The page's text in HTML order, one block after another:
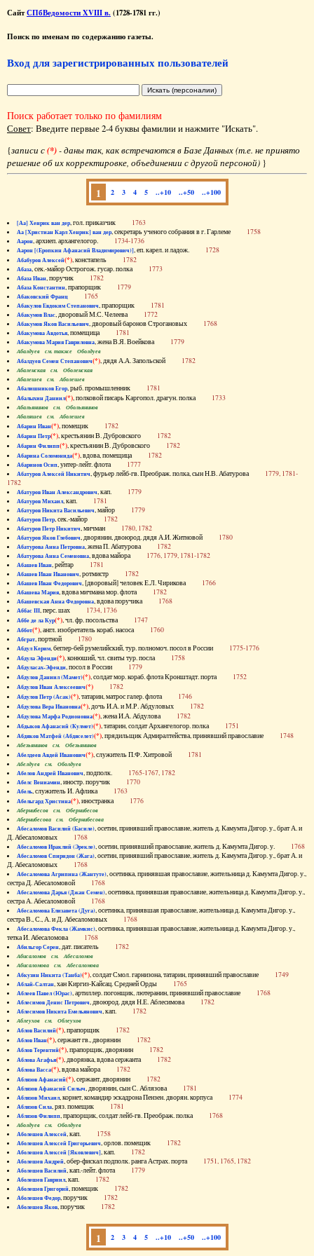
СайтСПбВедомости XVIII в. (1728-1781 гг.)
Поиск по именам по содержанию газеты.
Вход для зарегистрированных пользователей
Поиск работает только по фамилиям
Совет: Введите первые 2-4 буквы фамилии и нажмите "Искать".
{записи с(*)- даны так, как встречаются в Базе Данных (т.е. не принято
решение об их корректировке, объединении с другой персоной) }
1 2 3 4 5 ..+10 ..+50 ..+100
[Аа] Хенрик ван дер, гол. приказчик 1763
Аа [Христиан Карл Хенрик] ван дер, секретарь ученого собрания в г. Гарлеме 1758
Аарон, архиеп. архангелогор. 1734-1736
Аарон [(Еропкин Афанасий Владимирович)], еп. карел. и ладож. 1728
Абабуров Алексей(*), констапель 1782
Абаза, сек.-майор Острогож. гусар. полка 1773
Абаза Иван, поручик 1782
Абаза Константин, прапорщик 1779
Абаковский Франц 1765
Абакулов Евдоким Степанович, прапорщик 1781
Абакумов Влас, дворовый М.С. Челеева 1772
Абакумов Яков Васильевич, дворовый баронов Строгановых 1768
Абакумова Авдотья, помещица 1781
Абакумова Мария Гавриловна, жена В.Я. Воейкова 1779
Абалдуев см. также Оболдуев
Абалдуев Семен Степанович(*), дядя А.А. Запольской 1782
Абаленская см. Оболенская
Абалешев см. Аболешев
Абалишников Егор, рыб. промышленник 1781
Абалыхин Даниил(*), полковой писарь Каргопол. драгун. полка 1733
Абальянинов см. Обольянинов
Абаляшев см. Аболешев
Абарин Иван(*), помещик 1782
Абарин Петр(*), крестьянин В. Дубровского 1782
Абарин Филипп(*), крестьянин В. Дубровского 1782
Абарина Соломонида(*), вдова, помещица 1782
Абаринов Осип, унтер-лейт. флота 1777
Абатуров Алексей Никитич, фурьер лейб-гв. Преображ. полка, сын Н.В. Абатурова 1779, 1781-
1782
Абатуров Иван Александрович, кап. 1779
Абатуров Михаил, кап. 1781
Абатуров Никита Васильевич, майор 1779
Абатуров Петр, сек.-майор 1782
Абатуров Петр Никитич, мичман 1780, 1782
Абатуров Яков Глебович, дворянин, двоюрод. дядя А.И. Житновой 1780
Абатурова Анна Петровна, жена П. Абатурова 1782
Абатурова Анна Семеновна, вдова майора 1776, 1779, 1781-1782
Абашев Иван, рейтар 1781
Абашев Иван Иванович, ротмистр 1782
Абашев Иван Федорович, [дворовый] человек Е.Л. Чирикова 1766
Абашева Мария, вдова мичмана мор. флота 1782
Абашевская Анна Федоровна, вдова поручика 1768
Аббас III, перс. шах 1734, 1736
Аббе де ла Кур(*), чл. фр. посольства 1747
Аббот(*), англ. изобретатель кораб. насоса 1760
Абграт, портной 1780
Абдул Керим, беглер-бей румелийский, тур. полномоч. посол в России 1775-1776
Абдула Эфенди(*), конюший, чл. свиты тур. посла 1758
Абдуласах-Эфенди, посол в России 1779
Абдулов Даниил (Мамет)(*), солдат мор. кораб. флота Кронштадт. порта 1752
Абдулов Иван Алексеевич(*) 1782
Абдулов Петр (Асак)(*), татарин, матрос галер. флота 1746
Абдулова Вера Ивановна(*), дочь И.А. и М.Р. Абдуловых 1782
Абдулова Марфа Родионовна(*), жена И.А. Абдулова 1782
Абдыков Афанасий (Кулмет)(*), татарин, солдат Архангелогор. полка 1751
Абдяков Матфей (Абдяселет)(*), прядильщик Адмиралтейства, принявший православие 1748
Абезьянинов см. Обезьянинов
Абелдеев Авдей Иванович(*), служитель П.Ф. Хитровой 1781
Абелдуев см. Оболдуев
Абелов Андрей Иванович, подполк. 1765-1767, 1782
Абелс Вениамин, иностр. поручик 1770
Абель, служитель И. Афлика 1763
Абельгард Христина(*), иностранка 1776
Абернибесов см. Обернибесов
Абернибесова см. Обернибесова
Абесаломов Василий (Басиле), осетин, принявший православие, житель д. Камумта Дигор. у., брат А. и
Д. Абесаломовых 1768
Абесаломов Ираклий (Эрекле), осетин, принявший православие, житель д. Камумта Дигор. у. 1768
Абесаломов Спиридон (Жага), осетин, принявший православие, житель д. Камумта Дигор. у., брат А. и
Д. Абесаломовых 1768
Абесаломова Агрипина (Жантуте), осетинка, принявшая православие, жительница д. Камумта Дигор. у.,
сестра Д. Абесаломовой 1768
Абесаломова Дарья (Джан Семен), осетинка, принявшая православие, жительница д. Камумта Дигор. у.,
сестра А. Абесаломовой 1768
Абесаломова Елизавета (Дуга), осетинка, принявшая православие, жительница д. Камумта Дигор. у.,
сестра В., С., А. и Д. Абесаломовых 1768
Абесаломова Фекла (Жамкис), осетинка, принявшая православие, жительница д. Камумта Дигор. у.,
тетка И. Абесаломова 1768
Абильгор Серен, дат. писатель 1782
Абисаломов см. Абесаломов
Абисаломова см. Абесаломова
Абкузин Никита (Танба)(*), солдат Смол. гарнизона, татарин, принявший православие 1749
Аблай-Салтан, хан Киргиз-Кайсац. Средней Орды 1765
Аблеев Павел (Юрас), артиллер. погонщик, лютеранин, принявший православие 1768
Аблесимов Денис Петрович, двоюрод. дядя Н.Е. Аблесимова 1782
Аблесимов Никита Емельянович, кап. 1782
Аблеухов см. Облеухов
Аблов Василий(*), прапорщик 1782
Аблов Иван(*), сержант гв., дворянин 1782
Аблов Терентий(*), прапорщик, дворянин 1782
Аблова Агафья(*), дворянка, вдова сержанта 1782
Аблова Васса(*), вдова майора 1782
Аблязов Афанасий(*), сержант, дворянин 1782
Аблязов Афанасий Силыч, дворянин, сын С. Аблязова 1781
Аблязов Михаил, корнет, командир эскадрона Пензен. дворян. корпуса 1774
Аблязов Сила, ряз. помещик 1781
Аблязов Филипп, прапорщик, солдат лейб-гв. Преображ. полка 1768
Аболдуев см. Оболдуев
Аболешев Алексей, кап. 1758
Аболешев Алексей Григорьевич, орлов. помещик 1782
Аболешев Алексей [Яковлевич], кап. 1782
Аболешев Андрей, обер-фискал подполк. ранга Астрах. порта 1751, 1765, 1782
Аболешев Василий, кап.-лейт. флота 1779
Аболешев Гавриил, кап. 1782
Аболешев Григорий, помещик 1782
Аболешев Федор, поручик 1782
Аболешев Яков, поручик 1782
1 2 3 4 5 ..+10 ..+50 ..+100